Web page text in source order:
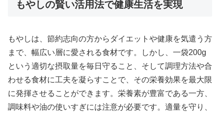
もやしの賢い活用法で健康生活を実現
もやしは、節約志向の方からダイエットや健康を気遣う方
まで、幅広い層に愛される食材です。しかし、一袋200g
という適切な摂取量を毎日守ること、そして調理方法や合
わせる食材に工夫を凝らすことで、その栄養効果を最大限
に発揮させることができます。栄養素が豊富である一方、
調味料や油の使いすぎには注意が必要です。適量を守り、